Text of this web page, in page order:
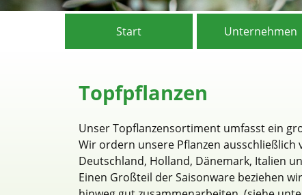
Start Unternehmen
Topfpflanzen
Unser Topflanzensortiment umfasst ein
Wir ordern unsere Pflanzen ausschließlich
Deutschland, Holland, Dänemark, Italien
Einen Großteil der Saisonware beziehen